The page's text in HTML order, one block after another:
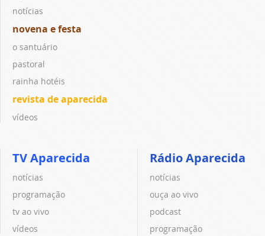
notícias
novena e festa
o santuário
pastoral
rainha hotéis
revista de aparecida
vídeos
TV Aparecida
notícias
programação
tv ao vivo
vídeos
Rádio Aparecida
notícias
ouça ao vivo
podcast
programação